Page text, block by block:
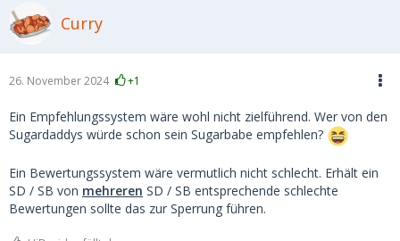
Curry
26. November 2024 +1
Ein Empfehlungssystem wäre wohl nicht zielführend. Wer von den
Sugardaddys würde schon sein Sugarbabe empfehlen?
Ein Bewertungssystem wäre vermutlich nicht schlecht. Erhält ein
SD / SB von mehreren SD / SB entsprechende schlechte
Bewertungen sollte das zur Sperrung führen.